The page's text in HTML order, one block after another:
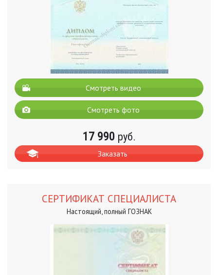
Смотреть видео
Смотреть фото
17 990 руб.
Заказать
СЕРТИФИКАТ СПЕЦИАЛИСТА
Настоящий, полный ГОЗНАК